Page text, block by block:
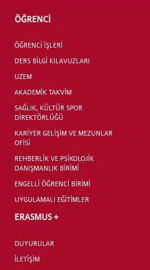
ÖĞRENCİ
ÖĞRENCİ İŞLERİ
DERS BİLGİ KILAVUZLARI
UZEM
AKADEMİK TAKVİM
SAĞLIK, KÜLTÜR SPOR
DİREKTÖRLÜĞÜ
KARİYER GELİŞİM VE MEZUNLAR
OFİSİ
REHBERLİK VE PSİKOLOJİK
DANIŞMANLIK BİRİMİ
ENGELLİ ÖĞRENCİ BİRİMİ
UYGULAMALI EĞİTİMLER
ERASMUS +
DUYURULAR
İLETİŞİM